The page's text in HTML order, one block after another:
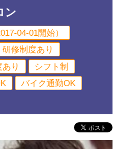
ン
04-01開始）
研修制度あり
り
シフト制
バイク通勤OK